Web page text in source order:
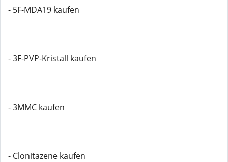
- 5F-MDA19 kaufen
- 3F-PVP-Kristall kaufen
- 3MMC kaufen
- Clonitazene kaufen